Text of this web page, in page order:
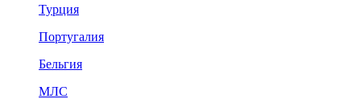
Турция
Португалия
Бельгия
МЛС